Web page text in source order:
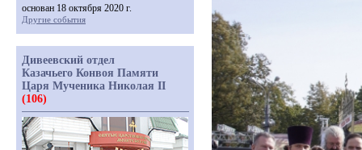
основан 18 октября 2020 г.
Другие события
Дивеевский отдел
Казачьего Конвоя Памяти
Царя Мученика Николая II
(106)